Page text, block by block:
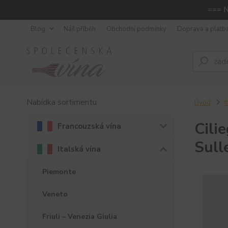
===
Blog Náš příběh Obchodní podmínky Doprava a
Nabídka sortimentu
Francouzská vína
Italská vína
Piemonte
Veneto
Friuli – Venezia Giulia
Úvod